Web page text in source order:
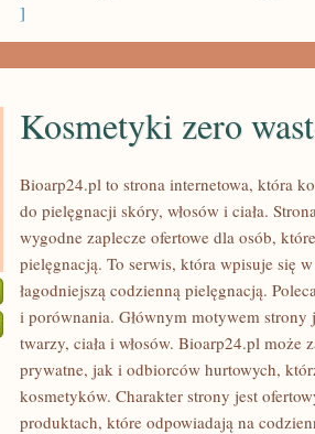
]
KOSMETYKI
ZERO
WASTE
Kosmetyki zero
Bioarp24.pl to strona internetowa, która
do pielęgnacji skóry, włosów i ciała.
wygodne zaplecze ofertowe dla osób,
pielęgnacją. To serwis, która wpisuje się
łagodniejszą codzienną pielęgnacją.
i porównania. Głównym motywem strony
twarzy, ciała i włosów. Bioarp24.pl może
prywatne, jak i odbiorców hurtowych,
kosmetyków. Charakter strony jest
produktach, które odpowiadają na